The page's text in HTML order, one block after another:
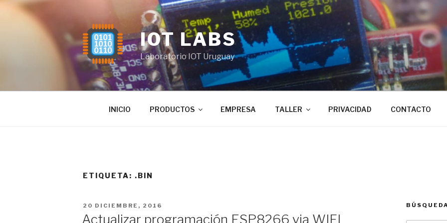
Saltar
IOT LABS
Laboratorio IOT Uruguay
INICIO PRODUCTOS EMPRESA TALLER PRIVACIDAD CONTACTO
ETIQUETA: .BIN
PUBLICADO
20 DICIEMBRE, 2016
Actualizar programación ESP8266 via WIFI